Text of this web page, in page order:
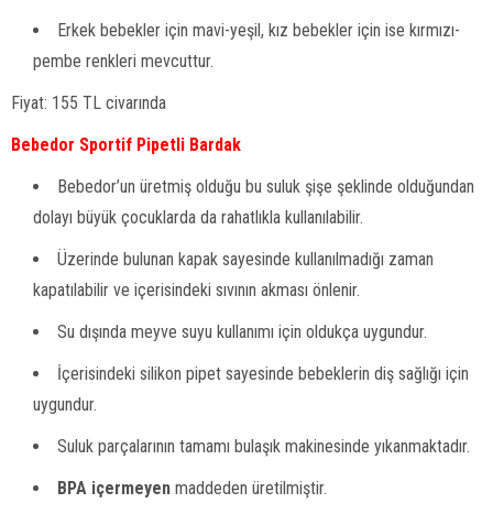
Erkek bebekler için mavi-yeşil, kız bebekler için ise kırmızı-
pembe renkleri mevcuttur.
Fiyat: 155 TL civarında
Bebedor Sportif Pipetli Bardak
Bebedor’un üretmiş olduğu bu suluk şişe şeklinde olduğundan
dolayı büyük çocuklarda da rahatlıkla kullanılabilir.
Üzerinde bulunan kapak sayesinde kullanılmadığı zaman
kapatılabilir ve içerisindeki sıvının akması önlenir.
Su dışında meyve suyu kullanımı için oldukça uygundur.
İçerisindeki silikon pipet sayesinde bebeklerin diş sağlığı için
uygundur.
Suluk parçalarının tamamı bulaşık makinesinde yıkanmaktadır.
BPA içermeyen maddeden üretilmiştir.